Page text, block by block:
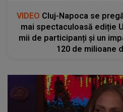
VIDEO Cluj-Napoca se
mai spectaculoasă ediție
mii de participanți și un
120 de milioane